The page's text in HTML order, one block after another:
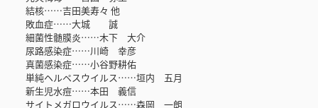
結核……吉田美寿々 他
敗血症……大城 誠
細菌性髄膜炎……木下 大介
尿路感染症……川崎 幸彦
真菌感染症……小谷野耕佑
単純ヘルペスウイルス……垣内 五月
新生児水痘……本田 義信
サイトメガロウイルス……森岡 一朗